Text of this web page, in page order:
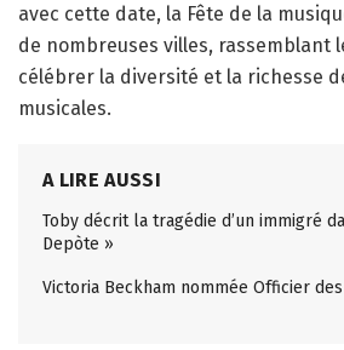
avec cette date, la Fête de la
de nombreuses villes, rassemblant
célébrer la diversité et la richesse
musicales.
A LIRE AUSSI
Toby décrit la tragédie d’un immigré
Depòte »
Victoria Beckham nommée Officier